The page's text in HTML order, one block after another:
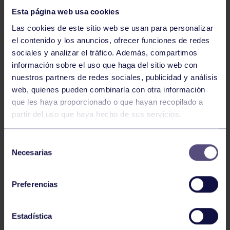
Esta página web usa cookies
Las cookies de este sitio web se usan para personalizar
el contenido y los anuncios, ofrecer funciones de redes
sociales y analizar el tráfico. Además, compartimos
información sobre el uso que haga del sitio web con
nuestros partners de redes sociales, publicidad y análisis
web, quienes pueden combinarla con otra información
que les haya proporcionado o que hayan recopilado a
partir del uso que haya hecho de sus servicios.
Necesarias
Preferencias
Estadística
Natación 27 Jul 2026
CAMPEONATO DE ESPAÑA DE
NATACIÓN ADAPTADA
Natación